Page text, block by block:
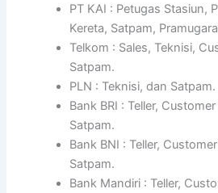
PT KAI : Petugas Stasiun,
Kereta, Satpam,
Telkom : Sales, Teknisi,
Satpam.
PLN : Teknisi, dan Satpam.
Bank BRI : Teller,
Satpam.
Bank BNI : Teller,
Satpam.
Bank Mandiri : Teller,